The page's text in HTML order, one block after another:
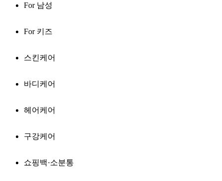
For 남성
For 키즈
스킨케어
바디케어
헤어케어
구강케어
쇼핑백·소분통